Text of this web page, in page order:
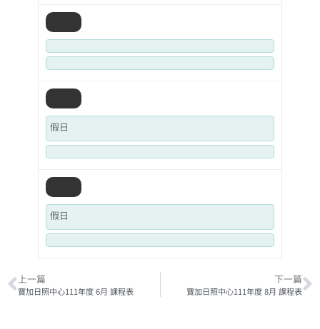
假日
假日
上一篇
寶加日照中心111年度 6月 課程表
下一篇
寶加日照中心111年度 8月 課程表